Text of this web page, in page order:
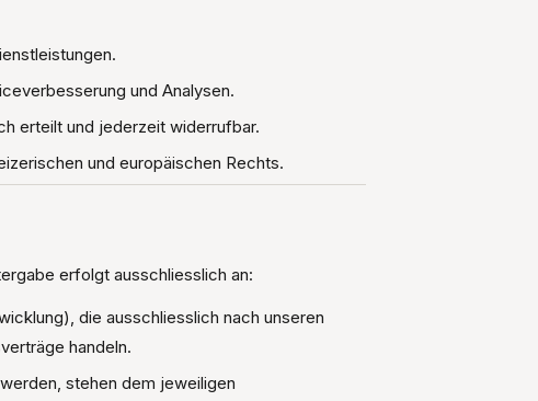
und Analysen.
erteilt und jederzeit widerrufbar.
und europäischen Rechts.
erfolgt ausschliesslich an:
die ausschliesslich nach unseren
handeln.
stehen dem jeweiligen